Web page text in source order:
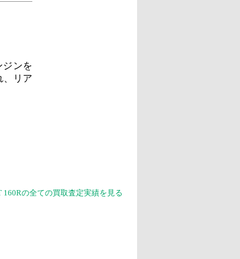
ジンを
、リア
160Rの全ての買取査定実績を見る